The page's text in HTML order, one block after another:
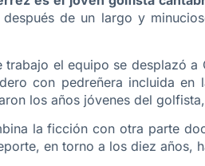
después de un largo y
trabajo el equipo se desplazó
con pedreñera incluida
los años jóvenes del golfista,
la ficción con otra parte
en torno a los diez años,